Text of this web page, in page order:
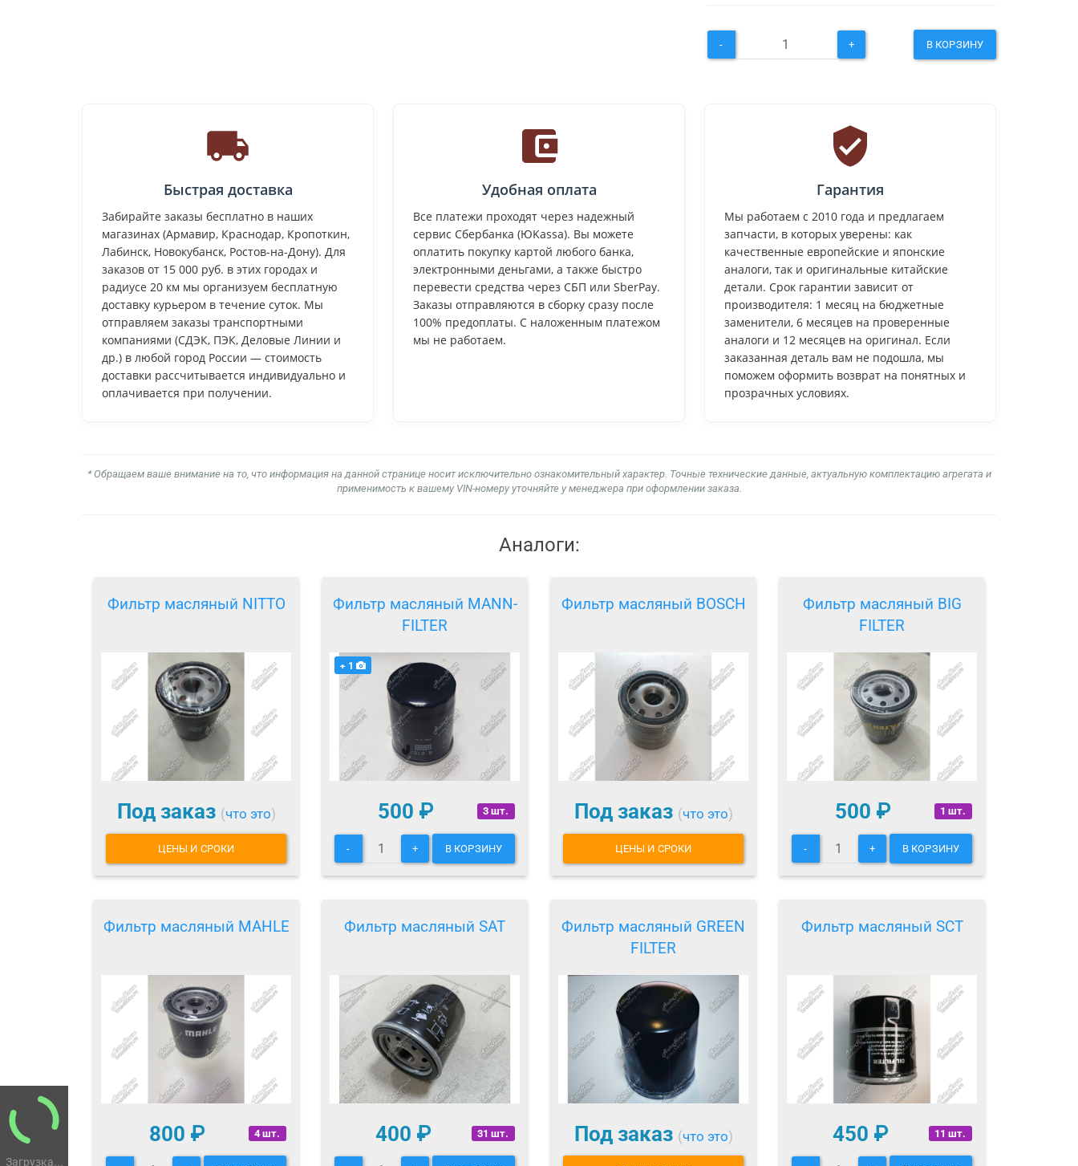
Загрузка...
- + В КОРЗИНУ
Быстрая доставка
Забирайте заказы бесплатно в наших
магазинах (Армавир, Краснодар, Кропоткин,
Лабинск, Новокубанск, Ростов-на-Дону). Для
заказов от 15 000 руб. в этих городах и
радиусе 20 км мы организуем бесплатную
доставку курьером в течение суток. Мы
отправляем заказы транспортными
компаниями (СДЭК, ПЭК, Деловые Линии и
др.) в любой город России — стоимость
доставки рассчитывается индивидуально и
оплачивается при получении.
Удобная оплата
Все платежи проходят через надежный
сервис Сбербанка (ЮKassa). Вы можете
оплатить покупку картой любого банка,
электронными деньгами, а также быстро
перевести средства через СБП или SberPay.
Заказы отправляются в сборку сразу после
100% предоплаты. С наложенным платежом
мы не работаем.
Гарантия
Мы работаем с 2010 года и предлагаем
запчасти, в которых уверены: как
качественные европейские и японские
аналоги, так и оригинальные китайские
детали. Срок гарантии зависит от
производителя: 1 месяц на бюджетные
заменители, 6 месяцев на проверенные
аналоги и 12 месяцев на оригинал. Если
заказанная деталь вам не подошла, мы
поможем оформить возврат на понятных и
прозрачных условиях.
* Обращаем ваше внимание на то, что информация на данной странице носит исключительно ознакомительный характер. Точные технические данные, актуальную комплектацию агрегата и
применимость к вашему VIN-номеру уточняйте у менеджера при оформлении заказа.
Аналоги:
Фильтр масляный NITTO
Под заказ (что это)
ЦЕНЫ И СРОКИ
Фильтр масляный MANN-
FILTER
+ 1
3 шт.
500 ₽
- + В КОРЗИНУ
Фильтр масляный BOSCH
Под заказ (что это)
ЦЕНЫ И СРОКИ
Фильтр масляный BIG
FILTER
1 шт.
500 ₽
- + В КОРЗИНУ
Фильтр масляный MAHLE
4 шт.
800 ₽
Фильтр масляный SAT
31 шт.
400 ₽
Фильтр масляный GREEN
FILTER
Под заказ (что это)
Фильтр масляный SCT
11 шт.
450 ₽